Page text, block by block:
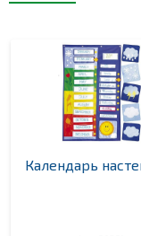
Календарь